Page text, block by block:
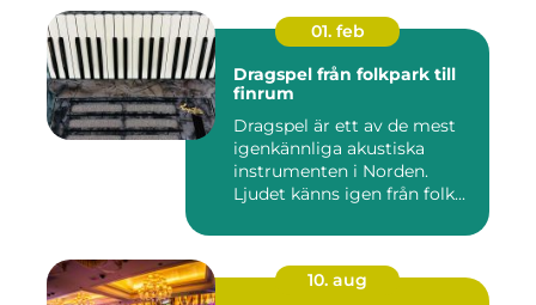
01. feb
Dragspel från folkpark till
finrum
Dragspel är ett av de mest
igenkännliga akustiska
instrumenten i Norden.
Ljudet känns igen från folk...
10. aug